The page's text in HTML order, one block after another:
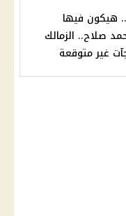
هيكون فيها
صلاح.. الزمالك
غير متوقعة